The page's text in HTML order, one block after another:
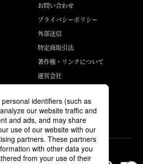
お問い合わせ
プライバシーポリシー
外部送信
特定商取引法
著作権・リンクについて
運営会社